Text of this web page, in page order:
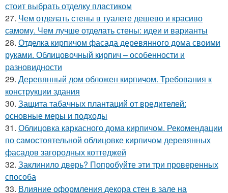
стоит выбрать отделку пластиком
27. Чем отделать стены в туалете дешево и красиво
самому. Чем лучше отделать стены: идеи и варианты
28. Отделка кирпичом фасада деревянного дома своими
руками. Облицовочный кирпич – особенности и
разновидности
29. Деревянный дом обложен кирпичом. Требования к
конструкции здания
30. Защита табачных плантаций от вредителей:
основные меры и подходы
31. Облицовка каркасного дома кирпичом. Рекомендации
по самостоятельной облицовке кирпичом деревянных
фасадов загородных коттеджей
32. Заклинило дверь? Попробуйте эти три проверенных
способа
33. Влияние оформления декора стен в зале на